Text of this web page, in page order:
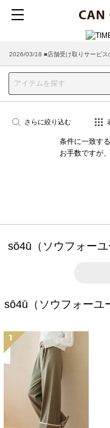
2026/03/18 ■店舗受け取りサービス
さらに絞り込む
条件に一致す
お手数ですが
sō4ū（ソウフォー
sō4ū（ソウフォーユ
1